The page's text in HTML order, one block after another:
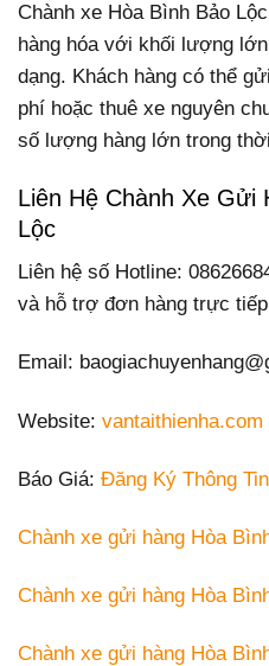
Chành xe Hòa Bình Bảo
hàng hóa với khối lượng
dạng. Khách hàng có thể
phí hoặc thuê xe nguyên
số lượng hàng lớn trong
Liên Hệ Chành Xe Gửi
Lộc
Liên hệ số Hotline:
và hỗ trợ đơn hàng trực
Email:
Website: vantaithienha.com
Báo Giá: Đăng Ký Thông Tin
Chành xe gửi hàng Hòa
Chành xe gửi hàng Hòa
Chành xe gửi hàng Hòa